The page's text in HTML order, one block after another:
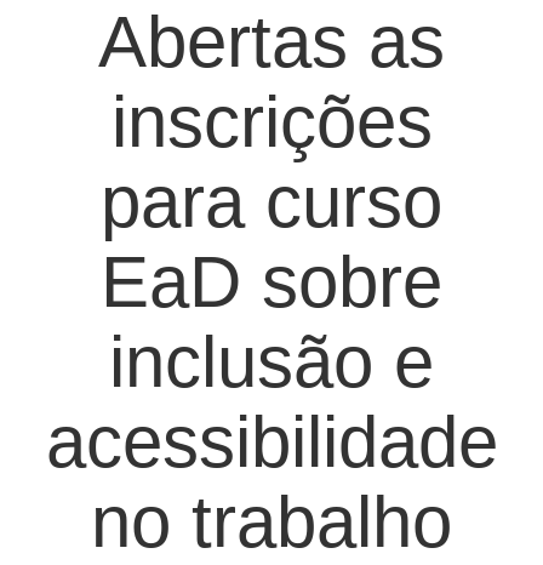
Abertas as
inscrições
para curso
EaD sobre
inclusão e
acessibilidade
no trabalho